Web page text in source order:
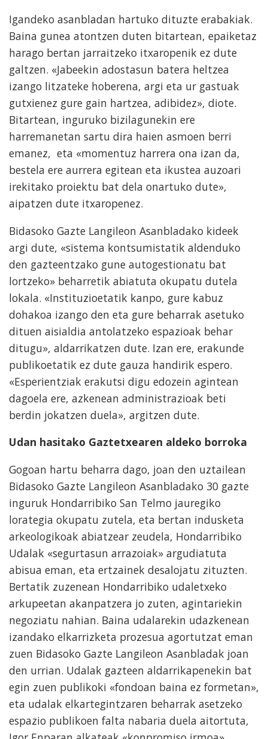
Igandeko asanbladan hartuko dituzte erabakiak.
Baina gunea atontzen duten bitartean, epaiketaz
harago bertan jarraitzeko itxaropenik ez dute
galtzen. «Jabeekin adostasun batera heltzea
izango litzateke hoberena, argi eta ur gastuak
gutxienez gure gain hartzea, adibidez», diote.
Bitartean, inguruko bizilagunekin ere
harremanetan sartu dira haien asmoen berri
emanez, eta «momentuz harrera ona izan da,
bestela ere aurrera egitean eta ikustea auzoari
irekitako proiektu bat dela onartuko dute»,
aipatzen dute itxaropenez.
Bidasoko Gazte Langileon Asanbladako kideek
argi dute, «sistema kontsumistatik aldenduko
den gazteentzako gune autogestionatu bat
lortzeko» beharretik abiatuta okupatu dutela
lokala. «Instituzioetatik kanpo, gure kabuz
dohakoa izango den eta gure beharrak asetuko
dituen aisialdia antolatzeko espazioak behar
ditugu», aldarrikatzen dute. Izan ere, erakunde
publikoetatik ez dute gauza handirik espero.
«Esperientziak erakutsi digu edozein agintean
dagoela ere, azkenean administrazioak beti
berdin jokatzen duela», argitzen dute.
Udan hasitako Gaztetxearen aldeko borroka
Gogoan hartu beharra dago, joan den uztailean
Bidasoko Gazte Langileon Asanbladako 30 gazte
inguruk Hondarribiko San Telmo jauregiko
lorategia okupatu zutela, eta bertan indusketa
arkeologikoak abiatzear zeudela, Hondarribiko
Udalak «segurtasun arrazoiak» argudiatuta
abisua eman, eta ertzainek desalojatu zituzten.
Bertatik zuzenean Hondarribiko udaletxeko
arkupeetan akanpatzera jo zuten, agintariekin
negoziatu nahian. Baina udalarekin udazkenean
izandako elkarrizketa prozesua agortutzat eman
zuen Bidasoko Gazte Langileon Asanbladak joan
den urrian. Udalak gazteen aldarrikapenekin bat
egin zuen publikoki «fondoan baina ez formetan»,
eta udalak elkartegintzaren beharrak asetzeko
espazio publikoen falta nabaria duela aitortuta,